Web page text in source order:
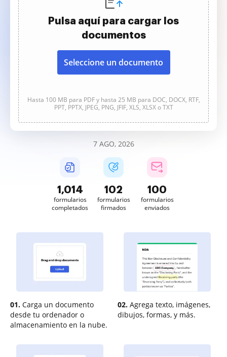
Pulsa aquí para cargar los
documentos
Seleccione un documento
Hasta 100 MB para PDF y hasta 25 MB para DOC, DOCX, RTF,
PPT, PPTX, JPEG, PNG, JFIF, XLS, XLSX o TXT
7 AGO, 2026
1,014
formularios
completados
102
formularios
firmados
100
formularios
enviados
01. Carga un documento
desde tu ordenador o
almacenamiento en la nube.
02. Agrega texto, imágenes,
dibujos, formas, y más.